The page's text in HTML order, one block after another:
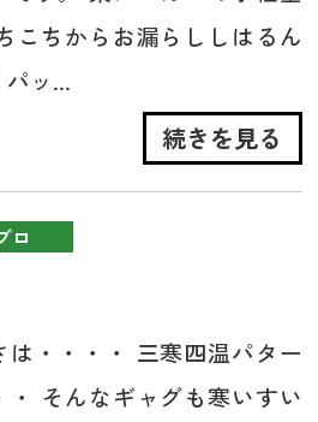
こちからお漏らししはるん
ッ...
続きを見る
ロ
・・・・ 三寒四温パター
・ そんなギャグも寒いすい